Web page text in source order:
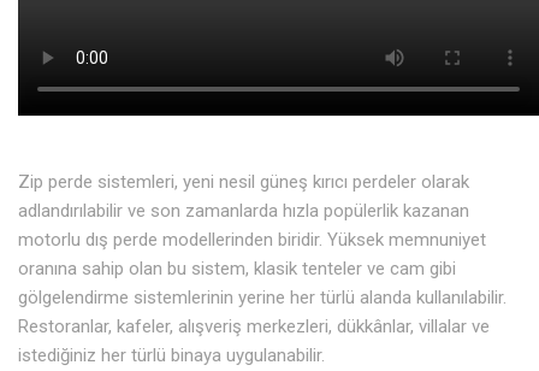
Zip perde sistemleri, yeni nesil güneş kırıcı perdeler olarak
adlandırılabilir ve son zamanlarda hızla popülerlik kazanan
motorlu dış perde modellerinden biridir. Yüksek memnuniyet
oranına sahip olan bu sistem, klasik tenteler ve cam gibi
gölgelendirme sistemlerinin yerine her türlü alanda kullanılabilir.
Restoranlar, kafeler, alışveriş merkezleri, dükkânlar, villalar ve
istediğiniz her türlü binaya uygulanabilir.